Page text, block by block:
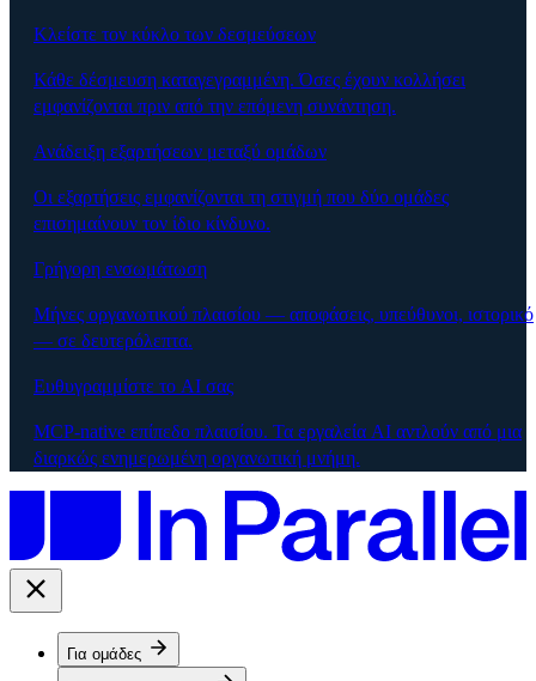
Κλείστε τον κύκλο των δεσμεύσεων
Κάθε δέσμευση καταγεγραμμένη. Όσες έχουν κολλήσει
εμφανίζονται πριν από την επόμενη συνάντηση.
Ανάδειξη εξαρτήσεων μεταξύ ομάδων
Οι εξαρτήσεις εμφανίζονται τη στιγμή που δύο ομάδες
επισημαίνουν τον ίδιο κίνδυνο.
Γρήγορη ενσωμάτωση
Μήνες οργανωτικού πλαισίου — αποφάσεις, υπεύθυνοι, ιστορικό
— σε δευτερόλεπτα.
Ευθυγραμμίστε το AI σας
MCP-native επίπεδο πλαισίου. Τα εργαλεία AI αντλούν από μια
διαρκώς ενημερωμένη οργανωτική μνήμη.
Για ομάδες